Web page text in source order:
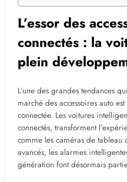
L’essor des
connectés : la
plein
L’une des grandes tendances
marché des accessoires auto
connectée. Les voitures
connectés, transforment
comme les caméras de tableau
avancés, les alarmes
génération font désormais